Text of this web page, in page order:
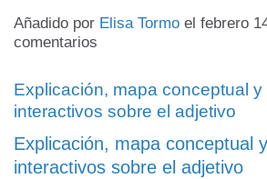
Añadido por Elisa Tormo el febrero
comentarios
Explicación, mapa conceptual
interactivos sobre el adjetivo
Explicación, mapa conceptual
interactivos sobre el adjetivo